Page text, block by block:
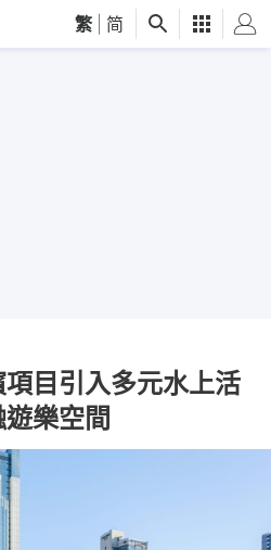
繁 简
目引入多元水上活
樂空間